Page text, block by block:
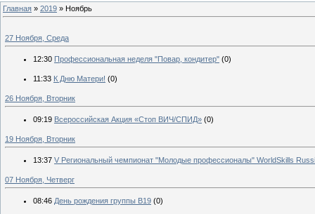
Главная » 2019 » Ноябрь
27 Ноября, Среда
12:30 Профессиональная неделя "Повар, кондитер" (0)
11:33 К Дню Матери! (0)
26 Ноября, Вторник
09:19 Всероссийская Акция «Стоп ВИЧ/СПИД» (0)
19 Ноября, Вторник
13:37 V Региональный чемпионат "Молодые профессионалы" WorldSkills
07 Ноября, Четверг
08:46 День рождения группы В19 (0)